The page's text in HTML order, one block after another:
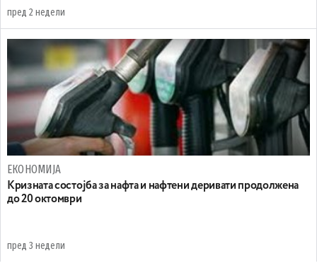
пред 2 недели
ЕКОНОМИЈА
Кризната состојба за нафта и нафтени деривати продолжена
до 20 октомври
пред 3 недели